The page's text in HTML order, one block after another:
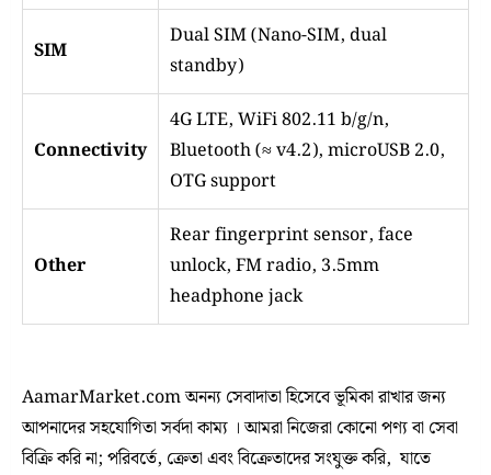
SIM
Dual SIM (Nano-SIM, dual
standby)
Connectivity
4G LTE, WiFi 802.11 b/g/n,
Bluetooth (≈ v4.2), microUSB 2.0,
OTG support
Other
Rear fingerprint sensor, face
unlock, FM radio, 3.5mm
headphone jack
AamarMarket.com অনন্য সেবাদাতা হিসেবে ভূমিকা রাখার জন্য
আপনাদের সহযোগিতা সর্বদা কাম্য । আমরা নিজেরা কোনো পণ্য বা সেবা
বিক্রি করি না; পরিবর্তে, ক্রেতা এবং বিক্রেতাদের সংযুক্ত করি, যাতে